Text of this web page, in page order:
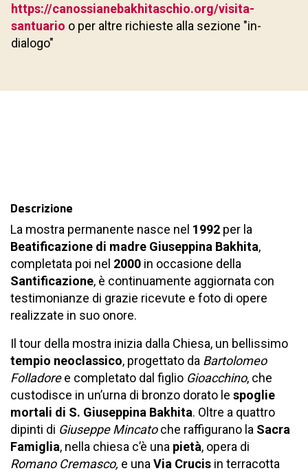
Descrizione
La mostra permanente nasce nel 1992 per la
Beatificazione di madre Giuseppina Bakhita,
completata poi nel 2000 in occasione della
Santificazione, è continuamente aggiornata con
testimonianze di grazie ricevute e foto di opere
realizzate in suo onore.
Il tour della mostra inizia dalla Chiesa, un bellissimo
tempio neoclassico, progettato da Bartolomeo
Folladoree completato dal figlio Gioacchino, che
custodisce in un’urna di bronzo dorato le spoglie
mortali di S. Giuseppina Bakhita. Oltre a quattro
dipinti di Giuseppe Mincatoche raffigurano la Sacra
Famiglia, nella chiesa c’è una pietà, opera di
Romano Cremasco, e una Via Crucis in terracotta
https://canossianebakhitaschio.org/visita-
santuario o per altre richieste alla sezione "in-
dialogo"